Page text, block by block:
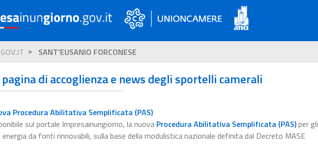
SANT'EUSANIO FORCONESE
di accoglienza e news degli sportelli camerali
Procedura Abilitativa Semplificata (PAS)
sul portale Impresainungiorno, la nuova Procedura Abilitativa Semplificata (PAS)per gli
da fonti rinnovabili, sulla base della modulistica nazionale definita dal Decreto MASE